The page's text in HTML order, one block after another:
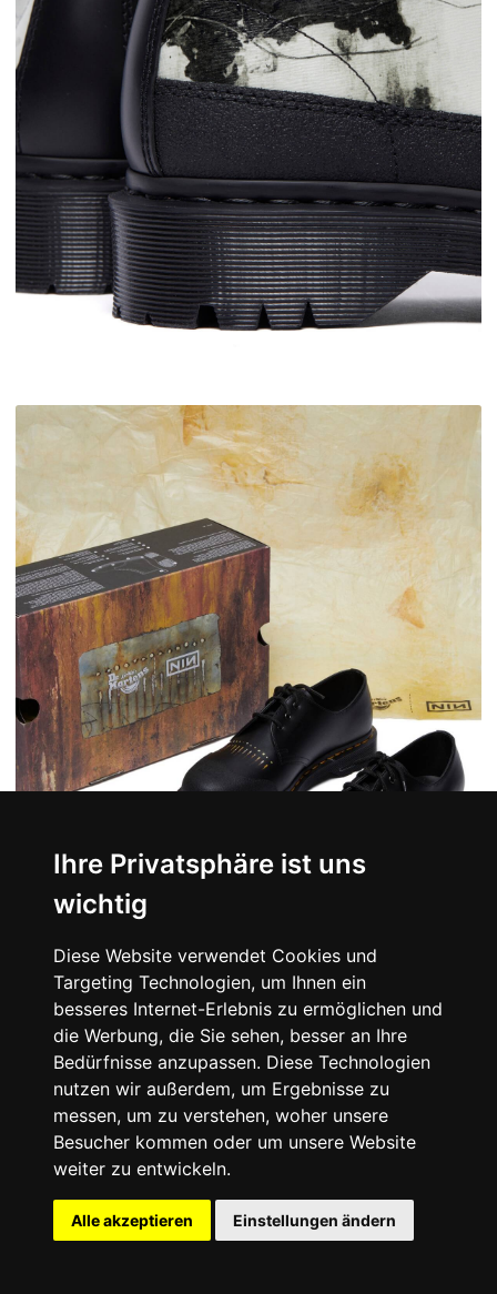
Ihre Privatsphäre ist uns
wichtig
Diese Website verwendet Cookies und
Targeting Technologien, um Ihnen ein
besseres Internet-Erlebnis zu ermöglichen und
die Werbung, die Sie sehen, besser an Ihre
Bedürfnisse anzupassen. Diese Technologien
nutzen wir außerdem, um Ergebnisse zu
messen, um zu verstehen, woher unsere
Besucher kommen oder um unsere Website
weiter zu entwickeln.
Alle akzeptieren Einstellungen ändern
Dr. Martens x NINE INCH NAILS - 1461 Shoe - Black